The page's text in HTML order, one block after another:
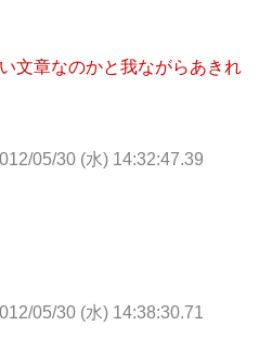
文章なのかと我ながらあきれ
05/30 (水) 14:32:47.39
05/30 (水) 14:38:30.71